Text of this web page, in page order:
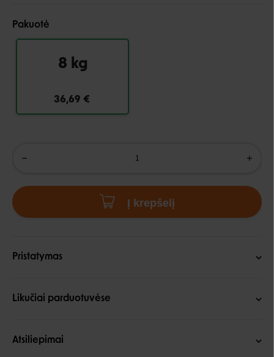
Pakuotė
8 kg
36,69 €
Į krepšelį
Pristatymas
Likučiai parduotuvėse
Atsiliepimai